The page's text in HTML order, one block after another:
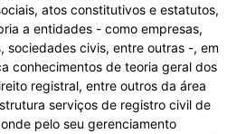
atos constitutivos e estatutos,
a entidades - como empresas,
sociedades civis, entre outras -, em
conhecimentos de teoria geral dos
registral, entre outros da área
serviços de registro civil de
pelo seu gerenciamento